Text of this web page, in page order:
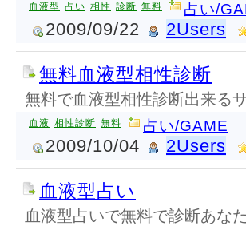
血液型 占い 相性 診断 無料 占い/
2009/09/22 2Users
無料血液型相性診断
無料で血液型相性診断出来る
血液 相性診断 無料 占い/GAME
2009/10/04 2Users
血液型占い
血液型占いで無料で診断あな